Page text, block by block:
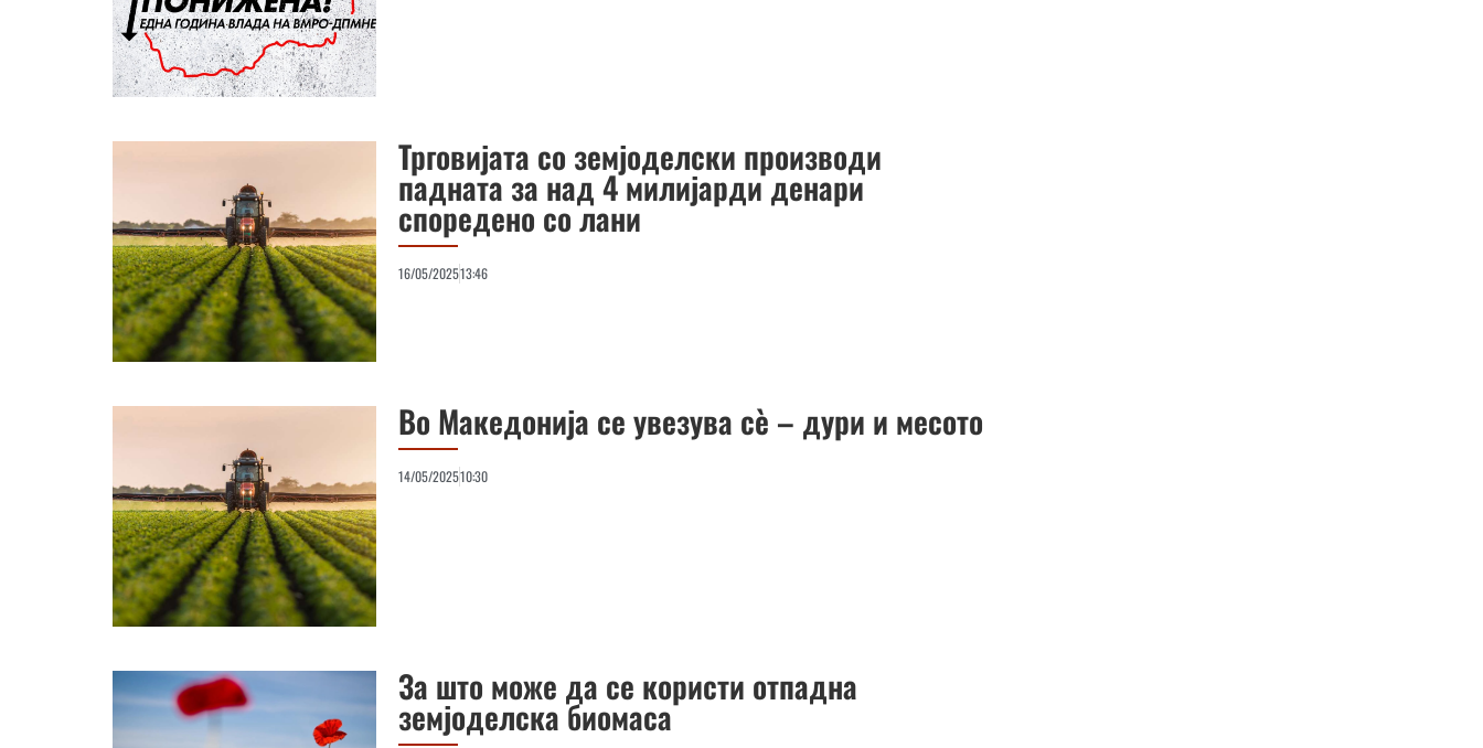
Трговијата со земјоделски производи
падната за над 4 милијарди денари
споредено со лани
16/05/202513:46
Во Македонија се увезува сè – дури и месото
14/05/202510:30
За што може да се користи отпадна
земјоделска биомаса